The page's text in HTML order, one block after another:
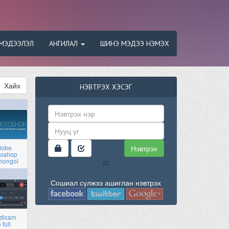
АНГИЛАЛ ШИНЭ МЭДЭЭ НЭМЭХ
Хайх
full
НЭВТРЭХ ХЭСЭГ
Нэвтрэх
or
Сошиал сүлжээ ашиглан нэвтрэх